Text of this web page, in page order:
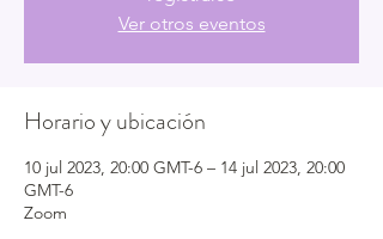
Ver otros eventos
Horario y ubicación
10 jul 2023, 20:00 GMT-6 – 14 jul 2023, 20:00
GMT-6
Zoom